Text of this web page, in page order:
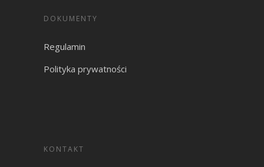
DOKUMENTY
Regulamin
Polityka prywatności
KONTAKT